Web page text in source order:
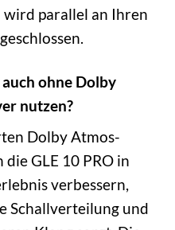
parallel an Ihren
auch ohne Dolby
nutzen?
Dolby Atmos-
GLE 10 PRO in
verbessern,
Schallverteilung und